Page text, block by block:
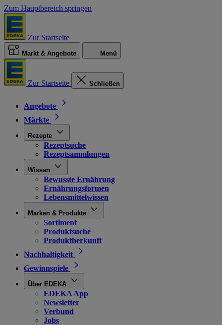
Zum Hauptbereich springen
Zur Startseite
Markt & Angebote Menü
Zur Startseite Schließen
Angebote
Märkte
Rezepte
Rezeptsuche
Rezeptsammlungen
Wissen
Bewusste Ernährung
Ernährungsformen
Lebensmittelwissen
Marken & Produkte
Sortiment
Produktsuche
Produktherkunft
Nachhaltigkeit
Gewinnspiele
Über EDEKA
EDEKA App
Newsletter
Verbund
Jobs